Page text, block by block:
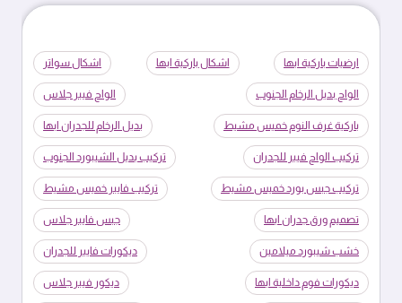
ارضيات باركية ابها اشكال باركية ابها اشكال سواتر
الواح بديل الرخام الجنوب الواح فيبر جلاس
باركية غرف النوم خميس مشيط بديل الرخام للجدران ابها
تركيب الواح فيبر للجدران تركيب بديل الشيبورد الجنوب
تركيب جبس بورد خميس مشيط تركيب فايبر خميس مشيط
تصميم ورق جدران ابها جبس فايبر جلاس
خشب شيبورد ميلامين ديكورات فايبر للجدران
ديكورات فوم داخلية ابها ديكور فيبر جلاس